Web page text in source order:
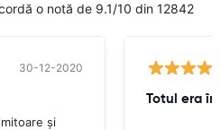
o notă de 9.1/10 din 12842
30-12-2020
și
Totul era